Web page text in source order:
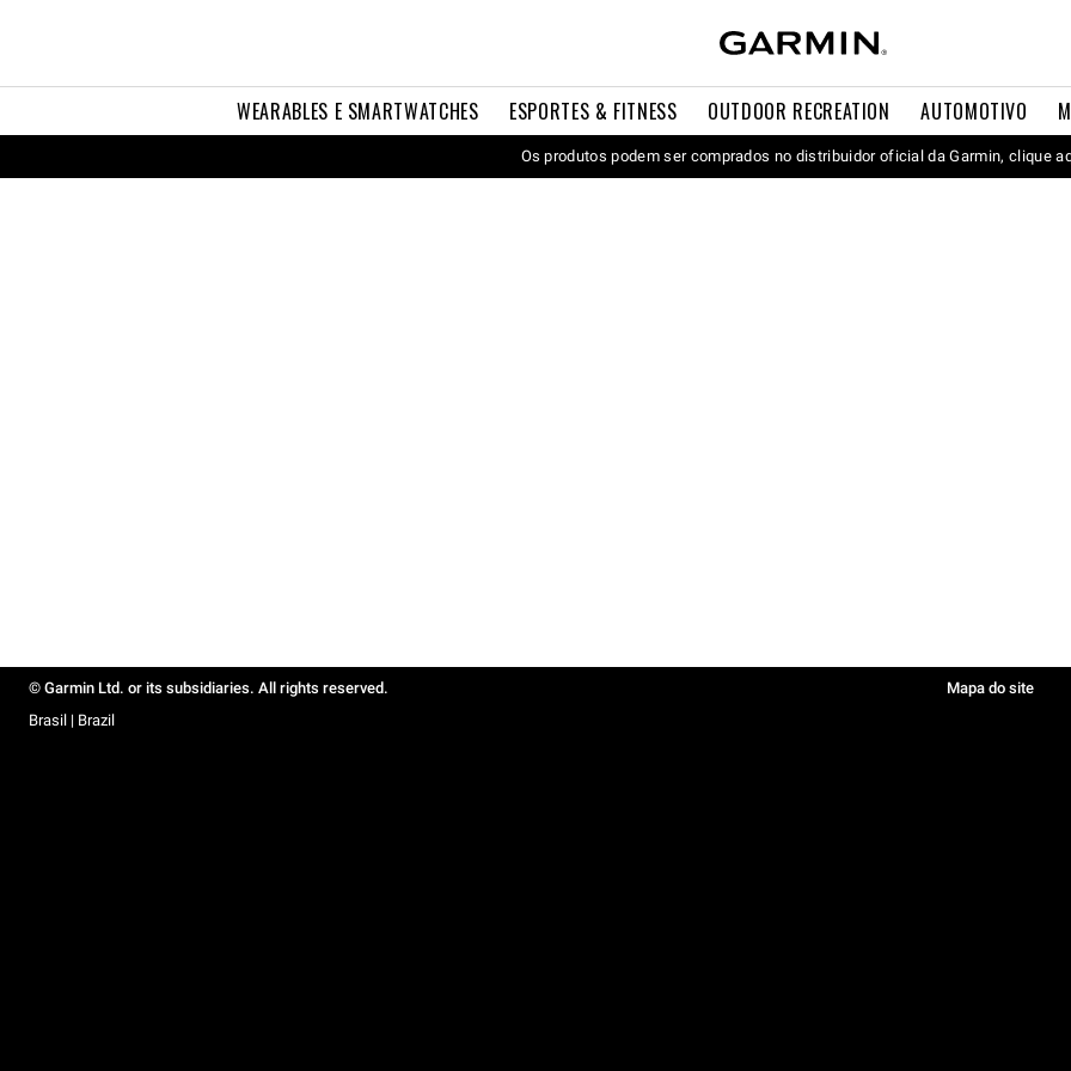
WEARABLES E SMARTWATCHES ESPORTES & FITNESS OUTDOOR RECREATION AUTOMOTIVO
Os produtos podem ser comprados no distribuidor oficial da Garmin, clique
© Garmin Ltd. or its subsidiaries. All rights reserved. Mapa do site
Brasil | Brazil